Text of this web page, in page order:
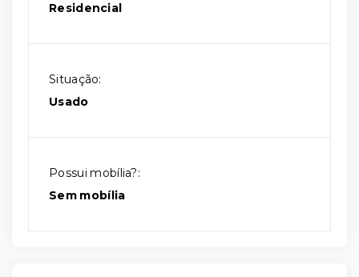
Residencial
Situação:
Usado
Possui mobília?:
Sem mobília